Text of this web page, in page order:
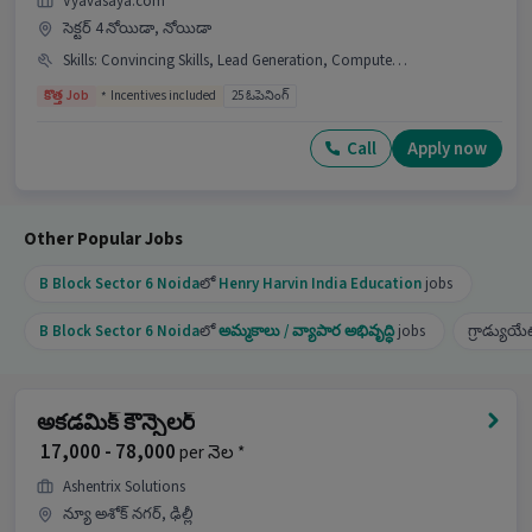
skills మరియు 0-1 సంవత్సరాల అనుభవం ఉన్న అభ్యర్థి
ఈ job కు సరైనవాడు.
ఈ Academic Counsellor job ను మంచి అవకాశంగా
ఇది మంచి అవకాశం ఎందుకంటే ఈ job కు
అభ్యర్థులు మరింత సమాచారం కోసం HRకు call చేయవచ్చు.
సెక్టర్ 4 నోయిడా, నోయిడా
Skills: Convincing Skills, Lead Generation, Computer Knowledge, Cold Calling, ,, Other INDUSTRY
కొత్త Job Incentives included 25 ఓపెనింగ్
Call Apply now
Other Popular Jobs
B Block Sector 6 NoidaలోHenry Harvin India Education jobs
B Block Sector 6 Noidaలోఅమ్మకాలు / వ్యాపార అభివృద్ధిjobs
అకడమిక్ కౌన్సెలర్
₹ 17,000 - 78,000per నెల *
Ashentrix Solutions
న్యూ అశోక్ నగర్, ఢిల్లీ